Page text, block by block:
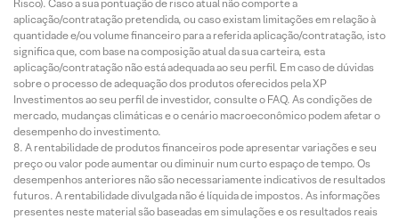
Risco). Caso a sua pontuação de risco atual não comporte a
aplicação/contratação pretendida, ou caso existam limitações em relação à
quantidade e/ou volume financeiro para a referida aplicação/contratação, isto
significa que, com base na composição atual da sua carteira, esta
aplicação/contratação não está adequada ao seu perfil. Em caso de dúvidas
sobre o processo de adequação dos produtos oferecidos pela XP
Investimentos ao seu perfil de investidor, consulte o FAQ. As condições de
mercado, mudanças climáticas e o cenário macroeconômico podem afetar o
desempenho do investimento.
A rentabilidade de produtos financeiros pode apresentar variações e seu
preço ou valor pode aumentar ou diminuir num curto espaço de tempo. Os
desempenhos anteriores não são necessariamente indicativos de resultados
futuros. A rentabilidade divulgada não é líquida de impostos. As informações
presentes neste material são baseadas em simulações e os resultados reais